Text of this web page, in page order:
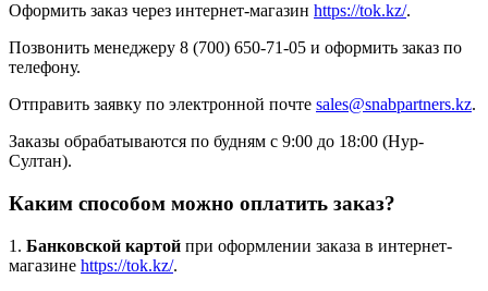
Оформить заказ через интернет-магазин https://tok.kz/.
Позвонить менеджеру 8 (700) 650-71-05 и оформить заказ по
телефону.
Отправить заявку по электронной почте sales@snabpartners.kz.
Заказы обрабатываются по будням с 9:00 до 18:00 (Нур-
Султан).
Каким способом можно оплатить заказ?
1. Банковской картой при оформлении заказа в интернет-
магазине https://tok.kz/.